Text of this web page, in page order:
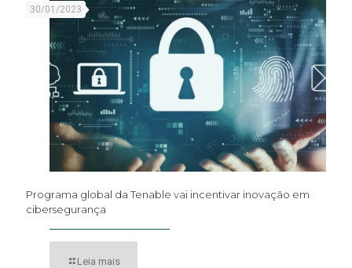
30/01/2023
Programa global da Tenable vai incentivar inovação em
cibersegurança
Leia mais